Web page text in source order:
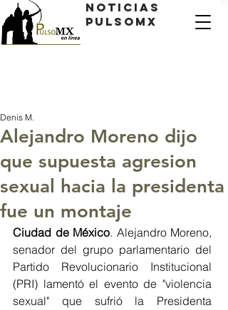
Noticias
PulsoMX
Alejandro Moreno dijo
que supuesta agresion
sexual hacia la presidenta
fue un montaje
Denis M.
Ciudad de México. Alejandro Moreno,
senador del grupo parlamentario del
Partido Revolucionario Institucional
(PRI) lamentó el evento de "violencia
sexual" que sufrió la Presidenta